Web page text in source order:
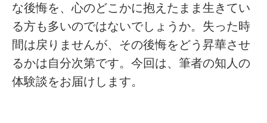
な後悔を、心のどこかに抱えたまま生きてい
る方も多いのではないでしょうか。失った時
間は戻りませんが、その後悔をどう昇華させ
るかは自分次第です。今回は、筆者の知人の
体験談をお届けします。